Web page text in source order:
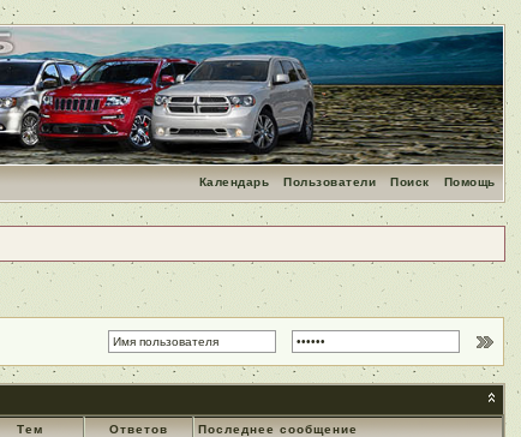
Помощь
Поиск
Пользователи
Календарь
Тем Ответов Последнее сообщение